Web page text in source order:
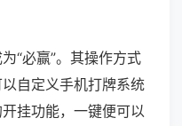
“必赢”。其操作方式
自定义手机打牌系统
挂功能，一键便可以